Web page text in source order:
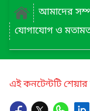
আমাদের
যোগাযোগ ও
এই কনটেন্টটি